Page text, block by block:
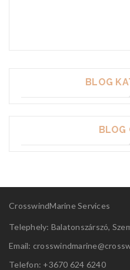
BLOG
BLOG
CrosswindMarine Services
Telephely: Balatonszárszó,
Email: crosswindmarine@
Telefon: +3670 624 6240